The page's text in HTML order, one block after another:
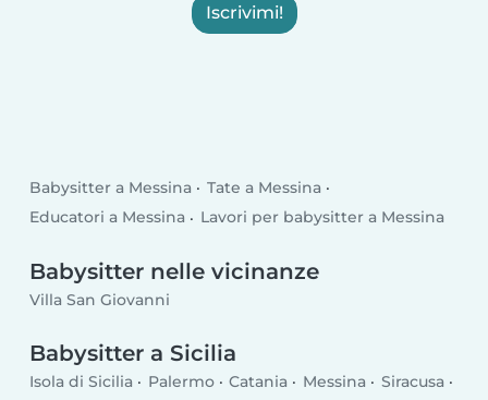
Iscrivimi!
Babysitter a Messina
Tate a Messina
Educatori a Messina
Lavori per babysitter a Messina
Babysitter nelle vicinanze
Villa San Giovanni
Babysitter a Sicilia
Isola di Sicilia Palermo Catania Messina
Siracusa